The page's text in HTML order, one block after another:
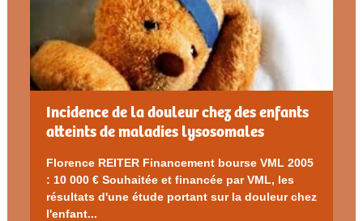
Incidence de la douleur chez des enfants
atteints de maladies lysosomales
Florence REITER Financement bourse VML 2005
: 10 000 € Souhaitée et financée par VML, les
résultats d'une étude portant sur la douleur chez
l'enfant...